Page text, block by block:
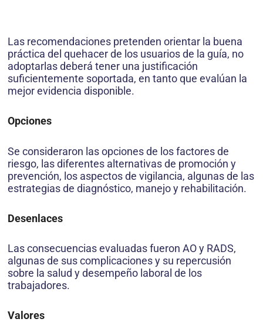
Las recomendaciones pretenden orientar la buena
práctica del quehacer de los usuarios de la guía, no
adoptarlas deberá tener una justificación
suficientemente soportada, en tanto que evalúan la
mejor evidencia disponible.
Opciones
Se consideraron las opciones de los factores de
riesgo, las diferentes alternativas de promoción y
prevención, los aspectos de vigilancia, algunas de las
estrategias de diagnóstico, manejo y rehabilitación.
Desenlaces
Las consecuencias evaluadas fueron AO y RADS,
algunas de sus complicaciones y su repercusión
sobre la salud y desempeño laboral de los
trabajadores.
Valores